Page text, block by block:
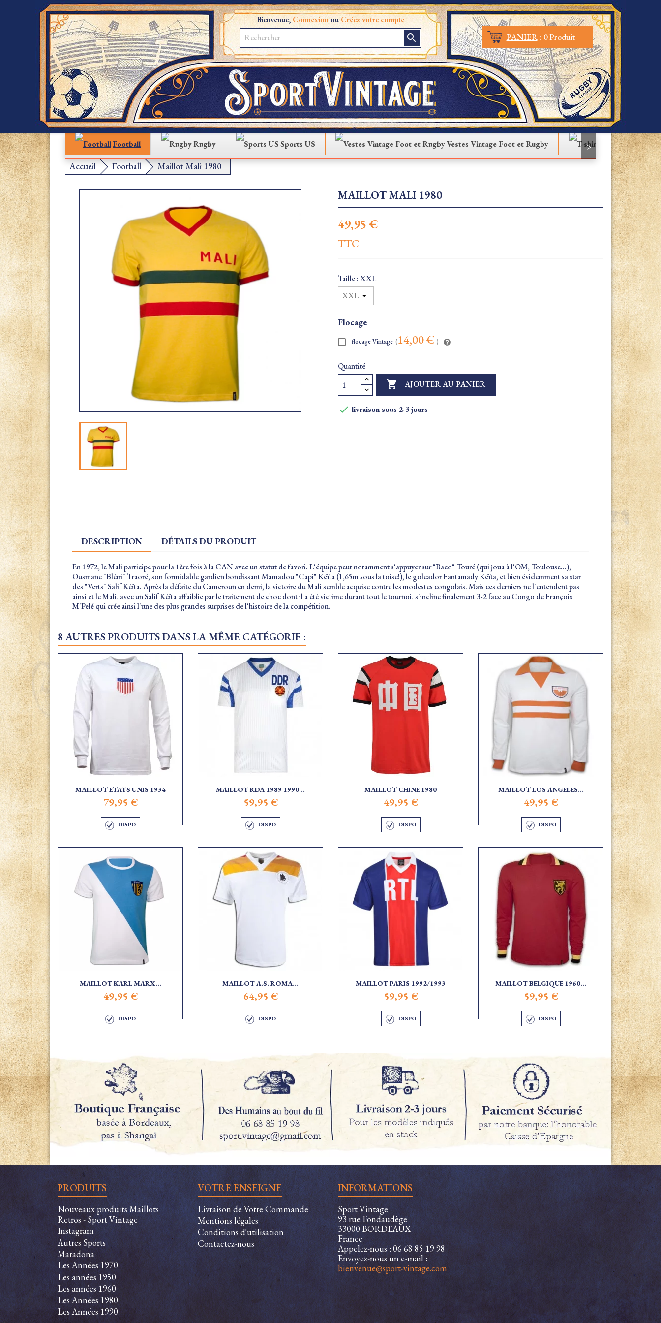
Bienvenue, ConnexionouCréez votre compte
search PANIER: 0 Produit
Football Rugby Sports US Vestes Vintage Foot et Rugby T-shirt
>
Accueil Football Maillot Mali 1980
MAILLOT MALI 1980
49,95 €
TTC
Taille : XXL
Flocage
flocage Vintage (14,00 € )
Quantité
 AJOUTER AU PANIER
 livraison sous 2-3 jours
DESCRIPTION DÉTAILS DU PRODUIT
En 1972, le Mali participe pour la 1ère fois à la CAN avec un statut de favori. L'équipe peut notamment s'appuyer sur "Baco" Touré (qui joua à l'OM, Toulouse...),
Ousmane "Bléni" Traoré, son formidable gardien bondissant Mamadou "Capi" Kéïta (1,65m sous la toise!), le goleador Fantamady Kéïta, et bien évidemment sa star
des "Verts" Salif Kéïta. Après la défaite du Cameroun en demi, la victoire du Mali semble acquise contre les modestes congolais. Mais ces derniers ne l'entendent pas
ainsi et le Mali, avec un Salif Kéïta affaiblie par le traitement de choc dont il a été victime durant tout le tournoi, s'incline finalement 3-2 face au Congo de François
M'Pelé qui crée ainsi l'une des plus grandes surprises de l'histoire de la compétition.
8 AUTRES PRODUITS DANS LA MÊME CATÉGORIE :
MAILLOT ETATS UNIS 1934
79,95 €
DISPO
MAILLOT RDA 1989 1990...
59,95 €
DISPO
MAILLOT CHINE 1980
49,95 €
DISPO
MAILLOT LOS ANGELES...
49,95 €
DISPO
MAILLOT KARL MARX...
49,95 €
DISPO
MAILLOT A.S. ROMA...
64,95 €
DISPO
MAILLOT PARIS 1992/1993
59,95 €
DISPO
MAILLOT BELGIQUE 1960...
59,95 €
DISPO
PRODUITS
Nouveaux produits Maillots
Retros - Sport Vintage
Instagram
Autres Sports
Maradona
Les Années 1970
Les années 1950
Les années 1960
Les Années 1980
Les Années 1990
VOTRE ENSEIGNE
Livraison de Votre Commande
Mentions légales
Conditions d'utilisation
Contactez-nous
INFORMATIONS
Sport Vintage
93 rue Fondaudège
33000 BORDEAUX
France
Appelez-nous :06 68 85 19 98
Envoyez-nous un e-mail :
bienvenue@sport-vintage.com